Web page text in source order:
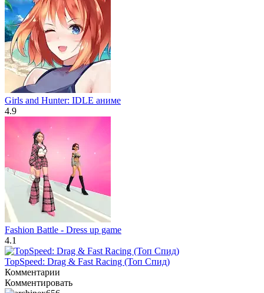
Girls and Hunter: IDLE аниме
4.9
Fashion Battle - Dress up game
4.1
TopSpeed: Drag & Fast Racing (Топ Спид)
Комментарии
Комментировать